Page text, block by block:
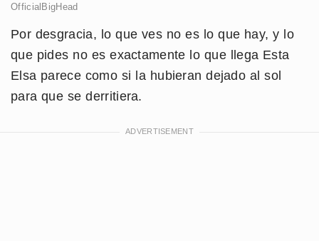
OfficialBigHead
Por desgracia, lo que ves no es lo que hay, y lo
que pides no es exactamente lo que llega Esta
Elsa parece como si la hubieran dejado al sol
para que se derritiera.